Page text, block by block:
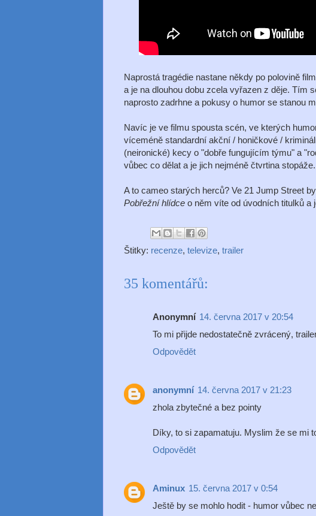
Naprostá tragédie nastane někdy po polovině
a je na dlouhou dobu zcela vyřazen z děje. Tím
naprosto zadrhne a pokusy o humor se stanou
Navíc je ve filmu spousta scén, ve kterých
víceméně standardní akční / honičkové /
(neironické) kecy o "dobře fungujícím týmu" a
vůbec co dělat a je jich nejméně čtvrtina stopáže.
A to cameo starých herců? Ve 21 Jump Street
Pobřežní hlídce o něm víte od úvodních titulků a
Štitky: recenze, televize, trailer
35 komentářů:
Anonymní 14. června 2017 v 20:54
To mi přijde nedostatečně zvrácený,
Odpovědět
anonymní 14. června 2017 v 21:23
zhola zbytečné a bez pointy
Díky, to si zapamatuju. Myslim že se mi
Odpovědět
Aminux 15. června 2017 v 0:54
Ještě by se mohlo hodit - humor vůbec